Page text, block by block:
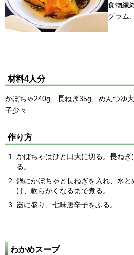
食物繊
グラム
材料4人分
かぼちゃ240g、長ねぎ35g、めんつゆ
子少々
作り方
かぼちゃはひと口大に切る。長ね
る。
鍋にかぼちゃと長ねぎを入れ、水
け、軟らかくなるまで煮る。
器に盛り、七味唐辛子をふる。
わかめスープ